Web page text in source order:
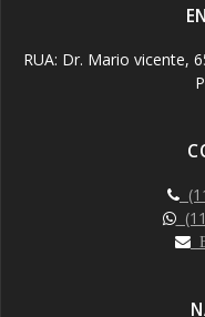
RUA: Dr. Mario vicente,